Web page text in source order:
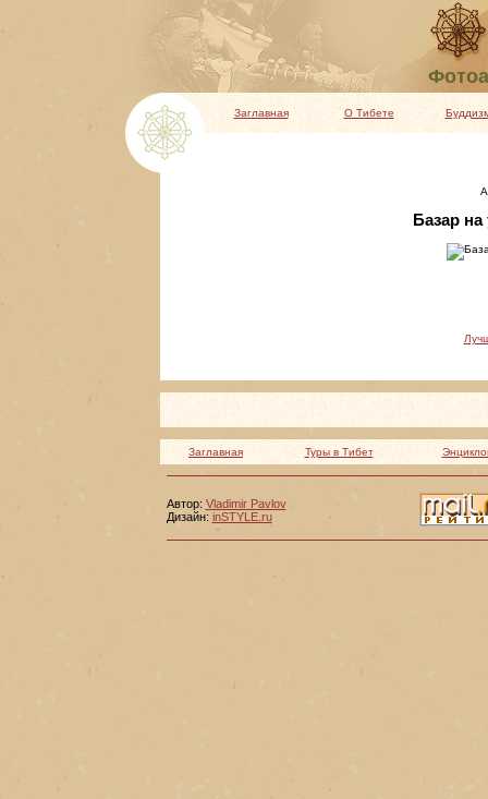
Заглавная О Тибете
Базар
Заглавная Туры в Тибет
Автор: Vladimir Pavlov
Дизайн: inSTYLE.ru